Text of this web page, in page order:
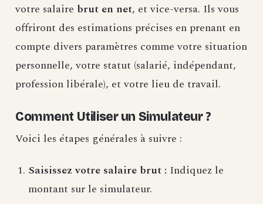
votre salaire brut en net, et vice-versa. Ils vous
offriront des estimations précises en prenant en
compte divers paramètres comme votre situation
personnelle, votre statut (salarié, indépendant,
profession libérale), et votre lieu de travail.
Comment Utiliser un Simulateur ?
Voici les étapes générales à suivre :
Saisissez votre salaire brut : Indiquez le
montant sur le simulateur.